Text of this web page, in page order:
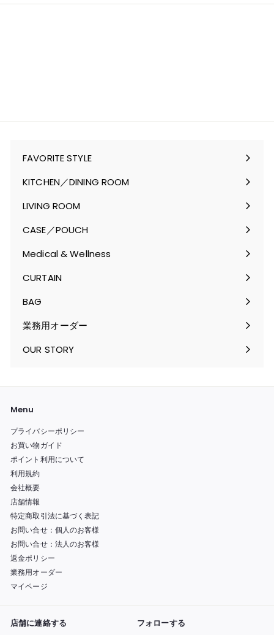
FAVORITE STYLE
サ
メ
ュ
を
く
KITCHEN／DINING ROOM
サ
メ
ュ
を
く
LIVING ROOM
サ
メ
ュ
を
く
CASE／POUCH
サ
メ
ュ
を
く
Medical & Wellness
サ
メ
ュ
を
く
CURTAIN
サ
メ
ニ
ュ
を
BAG
サ
ブ
メ
ュ
開
業務用オーダー
OUR STORY
Menu
プライバシーポリシー
お買い物ガイド
ポイント利用について
利用規約
会社概要
店舗情報
特定商取引法に基づく表記
お問い合せ：個人のお客様
お問い合せ：法人のお客様
返金ポリシー
業務用オーダー
マイページ
店舗に連絡する フォローする